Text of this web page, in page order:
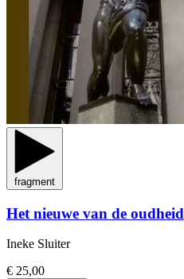
fragment
Het nieuwe van de oudheid
Ineke Sluiter
€ 25,00